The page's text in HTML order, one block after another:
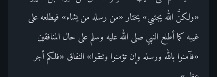
«ولكنَّ الله يجتبي» يختار «من رسله من يشاء» فيطلعه على
غيبه كما أطلع النبي صلى الله عليه وسلم على حال المنافقين
«فآمنوا بالله ورسله وإن تؤمنوا وتتقوا» النفاق «فلكم أجر